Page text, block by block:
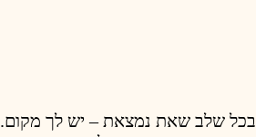
בכל שלב שאת נמצאת – יש לך מקום.